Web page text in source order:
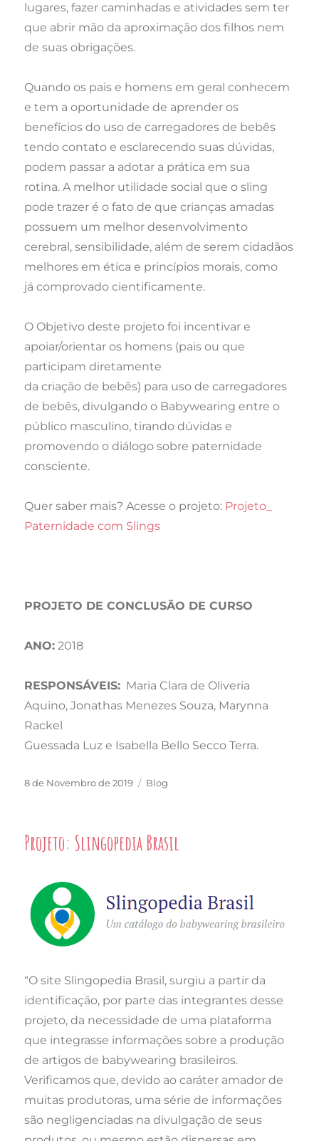
lugares, fazer caminhadas e atividades sem ter
que abrir mão da aproximação dos filhos nem
de suas obrigações.
Quando os pais e homens em geral conhecem
e tem a oportunidade de aprender os
benefícios do uso de carregadores de bebês
tendo contato e esclarecendo suas dúvidas,
podem passar a adotar a prática em sua
rotina. A melhor utilidade social que o sling
pode trazer é o fato de que crianças amadas
possuem um melhor desenvolvimento
cerebral, sensibilidade, além de serem cidadãos
melhores em ética e princípios morais, como
já comprovado cientificamente.
O Objetivo deste projeto foi incentivar e
apoiar/orientar os homens (pais ou que
participam diretamente
da criação de bebês) para uso de carregadores
de bebês, divulgando o Babywearing entre o
público masculino, tirando dúvidas e
promovendo o diálogo sobre paternidade
consciente.
Quer saber mais? Acesse o projeto: Projeto_
Paternidade com Slings
PROJETO DE CONCLUSÃO DE CURSO
ANO: 2018
RESPONSÁVEIS: Maria Clara de Oliveria
Aquino, Jonathas Menezes Souza, Marynna
Rackel
Guessada Luz e Isabella Bello Secco Terra.
Publicado
8 de Novembro de 2019 Categorias
Blog
Projeto: Slingopedia Brasil
“O site Slingopedia Brasil, surgiu a partir da
identificação, por parte das integrantes desse
projeto, da necessidade de uma plataforma
que integrasse informações sobre a produção
de artigos de babywearing brasileiros.
Verificamos que, devido ao caráter amador de
muitas produtoras, uma série de informações
são negligenciadas na divulgação de seus